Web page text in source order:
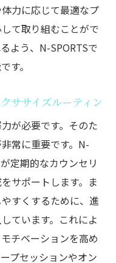
力に応じて最適なプ
て取り組むことがで
よう、N-SPORTSで
す。
ササイズルーティン
が必要です。そのた
常に重要です。N-
定期的なカウンセリ
サポートします。ま
すくするために、進
ています。これによ
チベーションを高め
プセッションやオン